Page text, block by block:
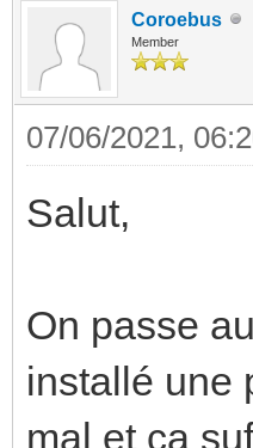
Coroebus
Member
07/06/2021,
Salut,
On passe
installé une
mal et ça